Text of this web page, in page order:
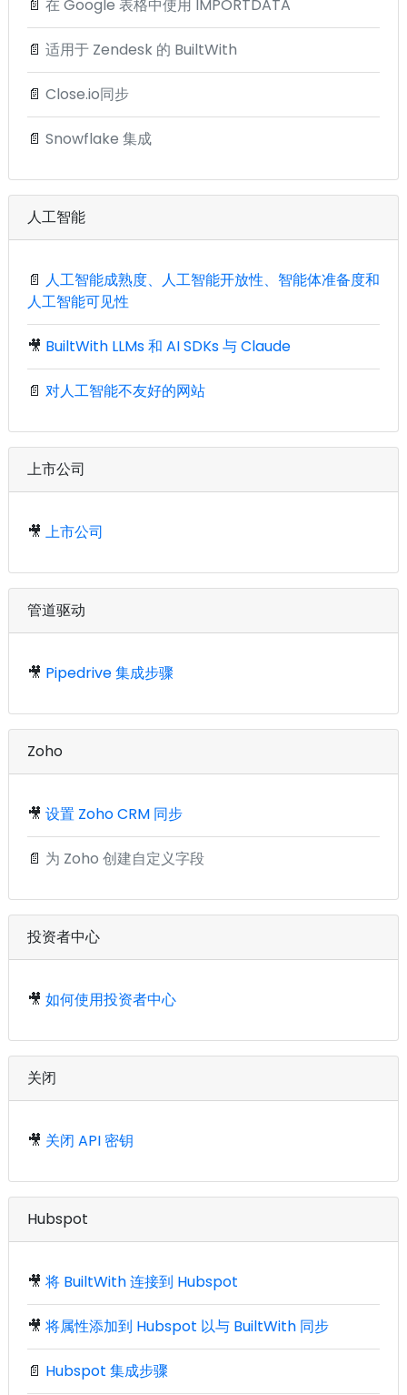
📄 在 Google 表格中使用 IMPORTDATA
📄 适用于 Zendesk 的 BuiltWith
📄 Close.io同步
📄 Snowflake 集成
人工智能
📄 人工智能成熟度、人工智能开放性、智能体准备度和
人工智能可见性
🎥 BuiltWith LLMs 和 AI SDKs 与 Claude
📄 对人工智能不友好的网站
上市公司
🎥 上市公司
管道驱动
🎥 Pipedrive 集成步骤
Zoho
🎥 设置 Zoho CRM 同步
📄 为 Zoho 创建自定义字段
投资者中心
🎥 如何使用投资者中心
关闭
🎥 关闭 API 密钥
Hubspot
🎥 将 BuiltWith 连接到 Hubspot
🎥 将属性添加到 Hubspot 以与 BuiltWith 同步
📄 Hubspot 集成步骤